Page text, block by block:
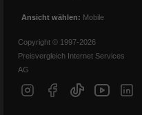
Ansicht wählen: Mobile
Copyright © 1997-2026
Preisvergleich Internet Services
AG